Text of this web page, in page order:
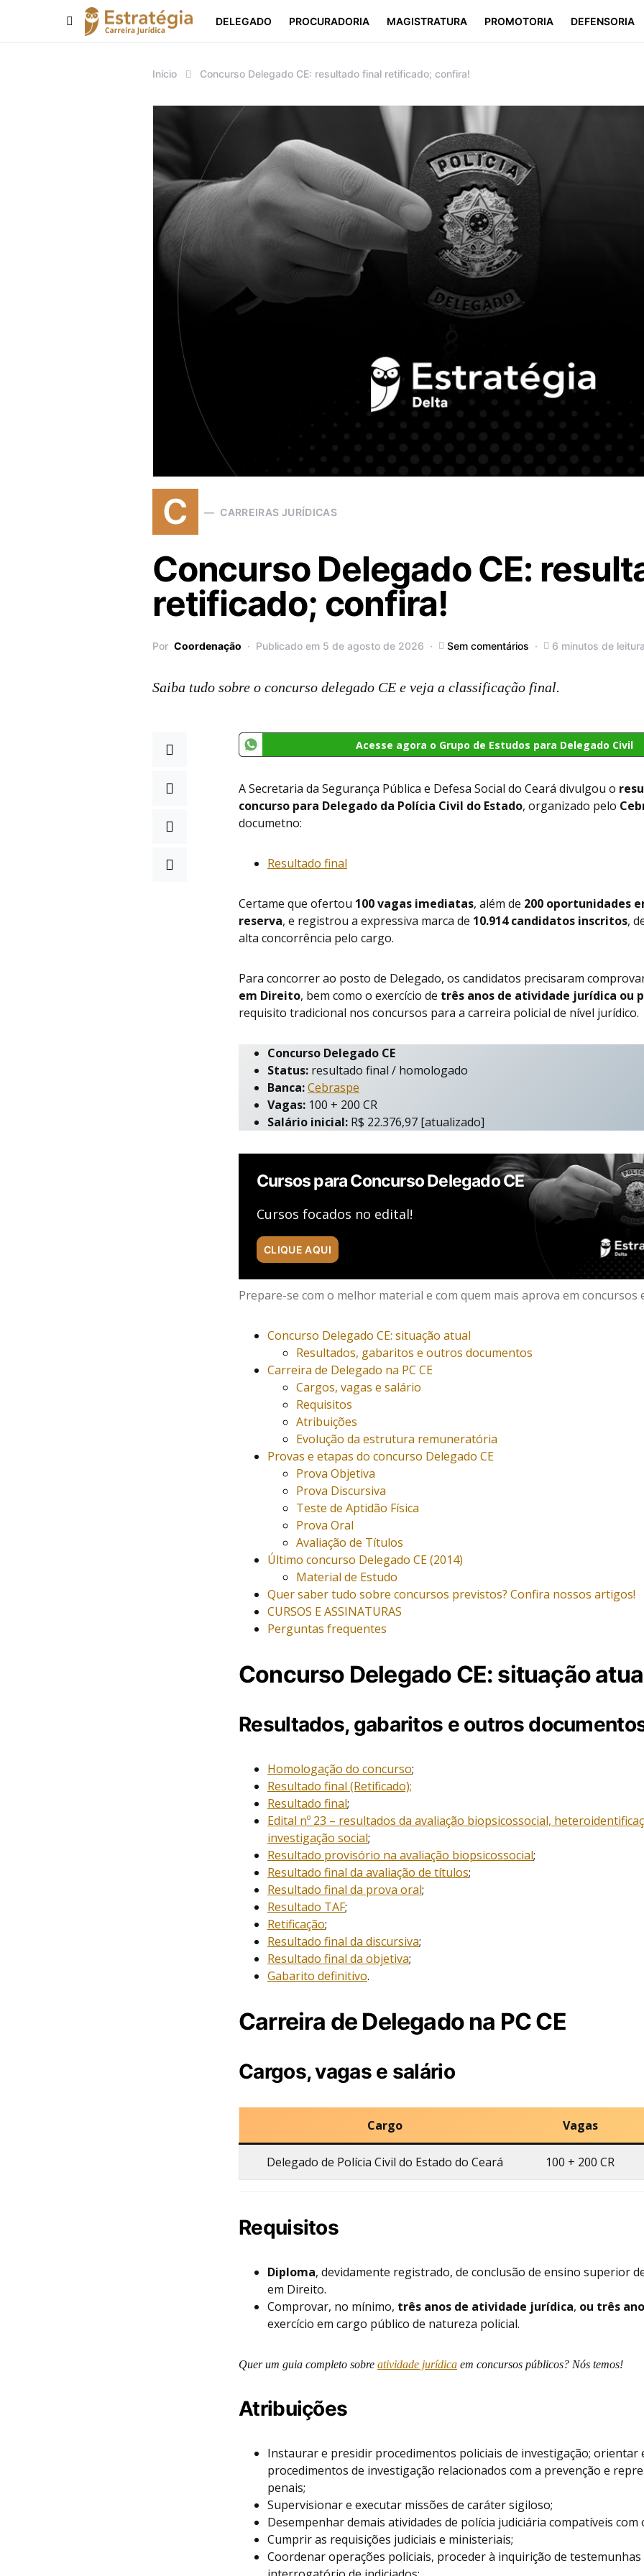
DELEGADO PROCURADORIA MAGISTRATURA PROMOTORIA DEFENSORIA
Procurar:
Início Concurso Delegado CE: resultado final retificado; confira!
C CARREIRAS JURÍDICAS
Concurso Delegado CE:
retificado; confira!
Por Coordenação Publicado em 5 de agosto de 2026 Sem comentários 6 minutos de leitura
Saiba tudo sobre o concurso delegado CE e veja a classificação final.
Acesse agora o Grupo de Estudos para Delegado Civil
A Secretaria da Segurança Pública e Defesa Social do Ceará divulgou o
concurso para Delegado da Polícia Civil do Estado, organizado pelo
documetno:
Resultado final
Certame que ofertou 100 vagas imediatas, além de 200 oportunidades
reserva, e registrou a expressiva marca de 10.914 candidatos inscritos,
alta concorrência pelo cargo.
Para concorrer ao posto de Delegado, os candidatos precisaram
em Direito, bem como o exercício de três anos de atividade jurídica ou
requisito tradicional nos concursos para a carreira policial de nível jurídico.
Concurso Delegado CE
Status: resultado final / homologado
Banca:Cebraspe
Vagas: 100 + 200 CR
Salário inicial: R$ 22.376,97 [atualizado]
Cursos para Concurso Delegado CE
Cursos focados no edital!
CLIQUE AQUI
Prepare-se com o melhor material e com quem mais aprova em concursos
Concurso Delegado CE: situação atual
Resultados, gabaritos e outros documentos
Carreira de Delegado na PC CE
Cargos, vagas e salário
Requisitos
Atribuições
Evolução da estrutura remuneratória
Provas e etapas do concurso Delegado CE
Prova Objetiva
Prova Discursiva
Teste de Aptidão Física
Prova Oral
Avaliação de Títulos
Último concurso Delegado CE (2014)
Material de Estudo
Quer saber tudo sobre concursos previstos? Confira nossos artigos!
CURSOS E ASSINATURAS
Perguntas frequentes
Concurso Delegado CE: situação
Resultados, gabaritos e outros
Homologação do concurso;
Resultado final (Retificado);
Resultado final;
Edital nº 23 – resultados da avaliação biopsicossocial,
investigação social;
Resultado provisório na avaliação biopsicossocial;
Resultado final da avaliação de títulos;
Resultado final da prova oral;
Resultado TAF;
Retificação;
Resultado final da discursiva;
Resultado final da objetiva;
Gabarito definitivo.
Carreira de Delegado na PC CE
Cargos, vagas e salário
Cargo Vagas
Delegado de Polícia Civil do Estado do Ceará 100 + 200 CR
Requisitos
Diploma, devidamente registrado, de conclusão de ensino superior
em Direito.
Comprovar, no mínimo, três anos de atividade jurídica, ou três
exercício em cargo público de natureza policial.
Quer um guia completo sobre atividade jurídica em concursos públicos? Nós temos!
Atribuições
Instaurar e presidir procedimentos policiais de investigação; orientar
procedimentos de investigação relacionados com a prevenção e
penais;
Supervisionar e executar missões de caráter sigiloso;
Desempenhar demais atividades de polícia judiciária compatíveis com
Cumprir as requisições judiciais e ministeriais;
Coordenar operações policiais, proceder à inquirição de testemunhas